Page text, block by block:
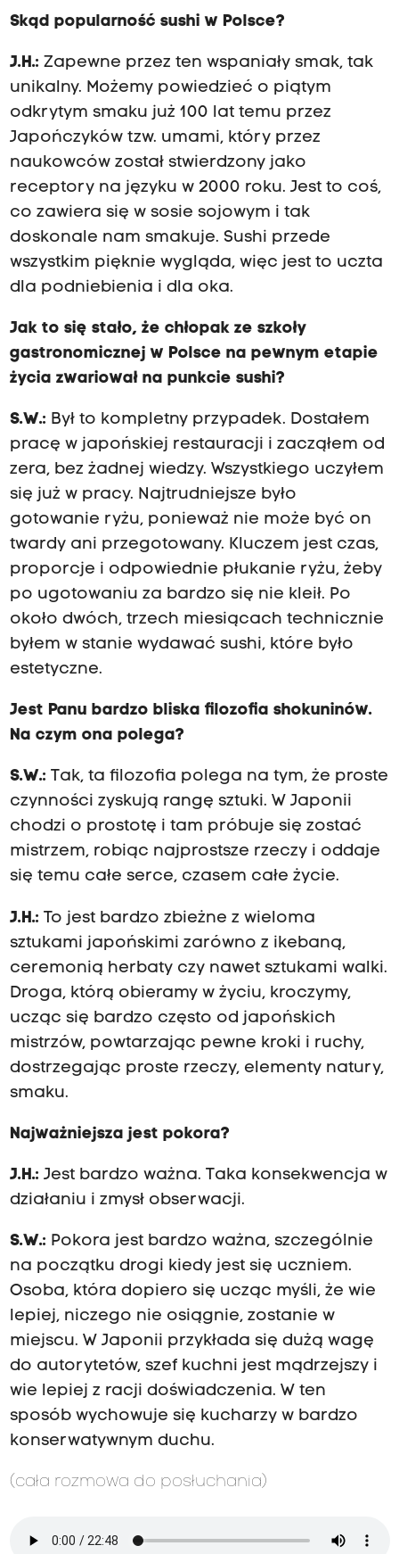
Skąd popularność sushi w Polsce?
J.H.: Zapewne przez ten wspaniały smak, tak
unikalny. Możemy powiedzieć o piątym
odkrytym smaku już 100 lat temu przez
Japończyków tzw. umami, który przez
naukowców został stwierdzony jako
receptory na języku w 2000 roku. Jest to coś,
co zawiera się w sosie sojowym i tak
doskonale nam smakuje. Sushi przede
wszystkim pięknie wygląda, więc jest to uczta
dla podniebienia i dla oka.
Jak to się stało, że chłopak ze szkoły
gastronomicznej w Polsce na pewnym etapie
życia zwariował na punkcie sushi?
S.W.: Był to kompletny przypadek. Dostałem
pracę w japońskiej restauracji i zacząłem od
zera, bez żadnej wiedzy. Wszystkiego uczyłem
się już w pracy. Najtrudniejsze było
gotowanie ryżu, ponieważ nie może być on
twardy ani przegotowany. Kluczem jest czas,
proporcje i odpowiednie płukanie ryżu, żeby
po ugotowaniu za bardzo się nie kleił. Po
około dwóch, trzech miesiącach technicznie
byłem w stanie wydawać sushi, które było
estetyczne.
Jest Panu bardzo bliska filozofia shokuninów.
Na czym ona polega?
S.W.: Tak, ta filozofia polega na tym, że proste
czynności zyskują rangę sztuki. W Japonii
chodzi o prostotę i tam próbuje się zostać
mistrzem, robiąc najprostsze rzeczy i oddaje
się temu całe serce, czasem całe życie.
J.H.: To jest bardzo zbieżne z wieloma
sztukami japońskimi zarówno z ikebaną,
ceremonią herbaty czy nawet sztukami walki.
Droga, którą obieramy w życiu, kroczymy,
ucząc się bardzo często od japońskich
mistrzów, powtarzając pewne kroki i ruchy,
dostrzegając proste rzeczy, elementy natury,
smaku.
Najważniejsza jest pokora?
J.H.: Jest bardzo ważna. Taka konsekwencja w
działaniu i zmysł obserwacji.
S.W.: Pokora jest bardzo ważna, szczególnie
na początku drogi kiedy jest się uczniem.
Osoba, która dopiero się ucząc myśli, że wie
lepiej, niczego nie osiągnie, zostanie w
miejscu. W Japonii przykłada się dużą wagę
do autorytetów, szef kuchni jest mądrzejszy i
wie lepiej z racji doświadczenia. W ten
sposób wychowuje się kucharzy w bardzo
konserwatywnym duchu.
(cała rozmowa do posłuchania)